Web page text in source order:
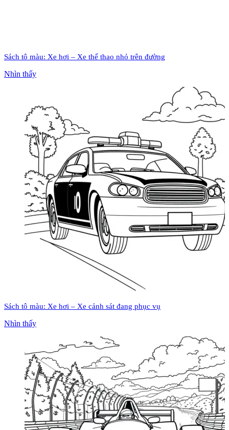
Sách tô màu: Xe hơi – Xe thể thao nhỏ trên đường
Nhìn thấy
Sách tô màu: Xe hơi – Xe cảnh sát đang phục vụ
Nhìn thấy